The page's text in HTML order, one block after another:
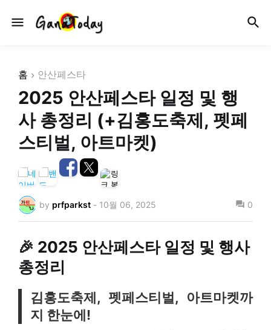
홈 안산페스타
2025 안산페스타 일정 및 행
사 총정리 (+김홍도축제, 펫페
스티벌, 아트마켓)
by prfparkst - 10월 06, 2025 0
🎉 2025 안산페스타 일정 및 행사
총정리
김홍도축제, 펫페스티벌, 아트마켓까
지 한눈에!